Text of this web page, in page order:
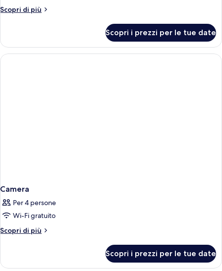
Scopri di più
Altri
Scopri i prezzi per le tue date
Camera
Per 4 persone
Wi-Fi gratuito
Scopri di più
Altri
Scopri i prezzi per le tue date